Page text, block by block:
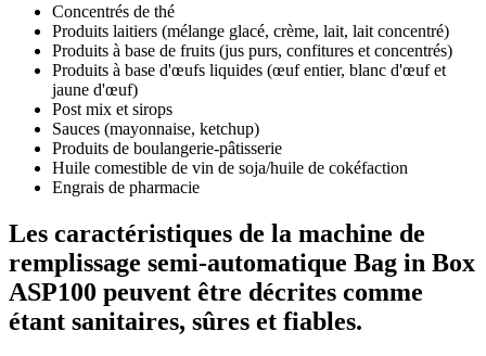
Concentrés de thé
Produits laitiers (mélange glacé, crème, lait, lait concentré)
Produits à base de fruits (jus purs, confitures et concentrés)
Produits à base d'œufs liquides (œuf entier, blanc d'œuf et
jaune d'œuf)
Post mix et sirops
Sauces (mayonnaise, ketchup)
Produits de boulangerie-pâtisserie
Huile comestible de vin de soja/huile de cokéfaction
Engrais de pharmacie
Les caractéristiques de la machine de
remplissage semi-automatique Bag in Box
ASP100 peuvent être décrites comme
étant sanitaires, sûres et fiables.